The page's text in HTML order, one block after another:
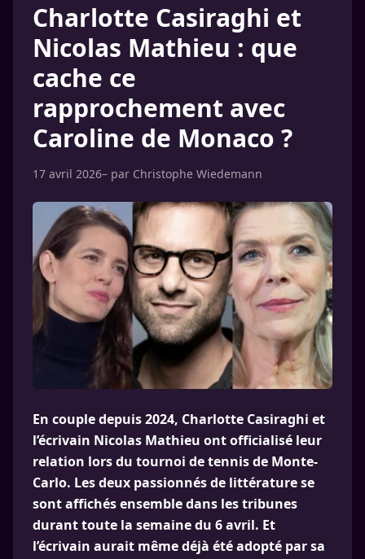
Charlotte Casiraghi et
Nicolas Mathieu : que
cache ce
rapprochement avec
Caroline de Monaco ?
17 avril 2026– par Christophe Wiedemann
En couple depuis 2024, Charlotte Casiraghi et
l’écrivain Nicolas Mathieu ont officialisé leur
relation lors du tournoi de tennis de Monte-
Carlo. Les deux passionnés de littérature se
sont affichés ensemble dans les tribunes
durant toute la semaine du 6 avril. Et
l’écrivain aurait même déjà été adopté par sa